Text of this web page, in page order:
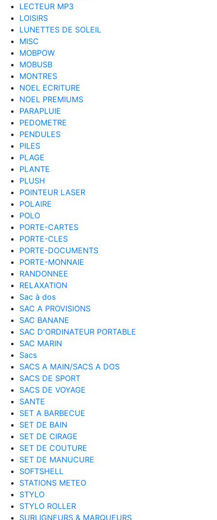
LECTEUR MP3
LOISIRS
LUNETTES DE SOLEIL
MISC
MOBPOW
MOBUSB
MONTRES
NOEL ECRITURE
NOEL PREMIUMS
PARAPLUIE
PEDOMETRE
PENDULES
PILES
PLAGE
PLANTE
PLUSH
POINTEUR LASER
POLAIRE
POLO
PORTE-CARTES
PORTE-CLES
PORTE-DOCUMENTS
PORTE-MONNAIE
RANDONNEE
RELAXATION
Sac à dos
SAC A PROVISIONS
SAC BANANE
SAC D'ORDINATEUR PORTABLE
SAC MARIN
Sacs
SACS A MAIN/SACS A DOS
SACS DE SPORT
SACS DE VOYAGE
SANTE
SET A BARBECUE
SET DE BAIN
SET DE CIRAGE
SET DE COUTURE
SET DE MANUCURE
SOFTSHELL
STATIONS METEO
STYLO
STYLO ROLLER
SURLIGNEURS & MARQUEURS